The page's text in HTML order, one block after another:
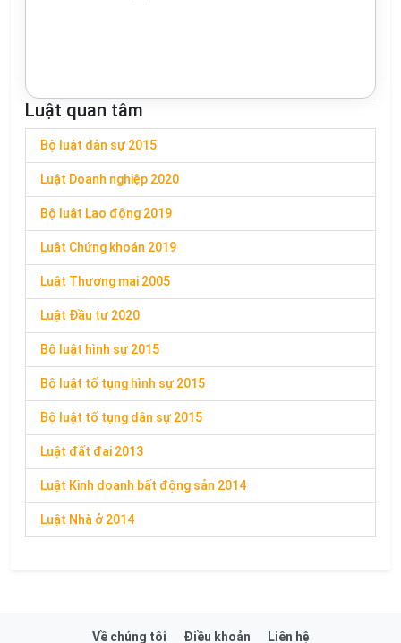
Luật quan tâm
Bộ luật dân sự 2015
Luật Doanh nghiệp 2020
Bộ luật Lao động 2019
Luật Chứng khoán 2019
Luật Thương mại 2005
Luật Đầu tư 2020
Bộ luật hình sự 2015
Bộ luật tố tụng hình sự 2015
Bộ luật tố tụng dân sự 2015
Luật đất đai 2013
Luật Kinh doanh bất động sản 2014
Luật Nhà ở 2014
Về chúng tôi Điều khoản Liên hệ